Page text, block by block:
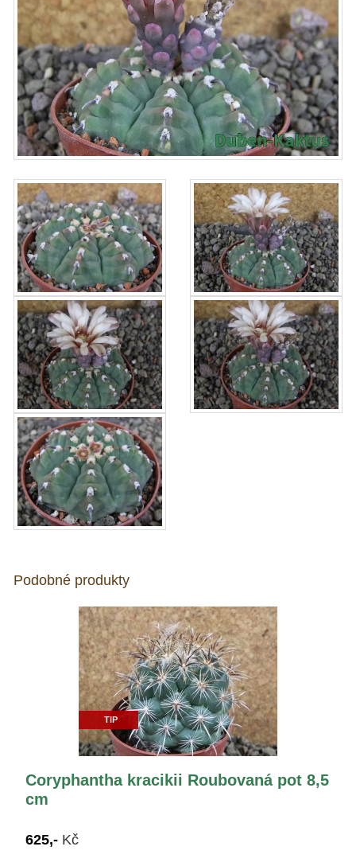
Podobné produkty
TIP
Coryphantha kracikii Roubovaná pot 8,5
cm
625,- Kč